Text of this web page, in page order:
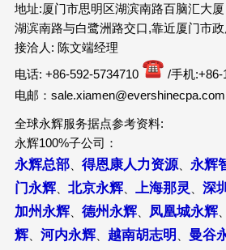
地址:厦门市思明区湖滨南路百脑汇大厦
湖滨南路与白鹭洲路交口,靠近厦门市
接洽人: 陈文端经理
电话: +86-592-5734710
/手机:+86-
电邮：sale.xiamen@evershinecpa.com
全球永辉服务据点参考资料:
永辉100%子公司：
永辉总部、 得恩康人力资源、 永辉
门永辉、 北京永辉、 上海那灵 深
加州永辉、 德州永辉、 凤凰城永辉、
辉、 河内永辉、 越南胡志明 曼谷